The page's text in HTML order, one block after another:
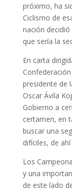
próximo, ha
Ciclismo de
nación
que sería la
En carta
presidente de
Oscar Ávila
Gobierno a
certamen, en
buscar una
difíciles, de
Los
y una
de este lado